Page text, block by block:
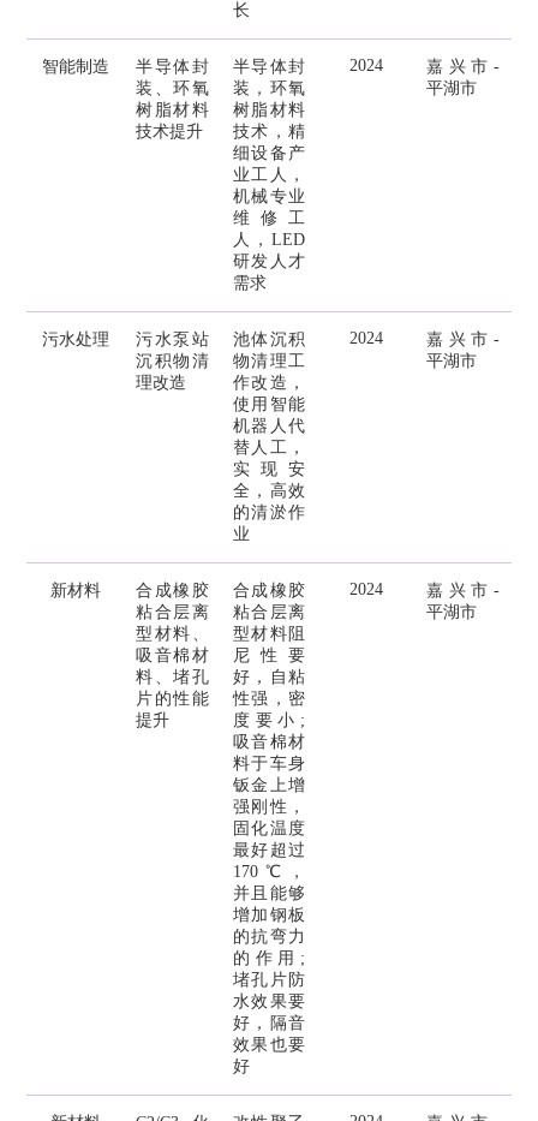
长
智能制造
半导体封
装、环氧
树脂材料
技术提升
半导体封
装，环氧
树脂材料
技术，精
细设备产
业工人，
机械专业
维修工
人，LED
研发人才
需求
2024
嘉兴市-
平湖市
污水处理
污水泵站
沉积物清
理改造
池体沉积
物清理工
作改造，
使用智能
机器人代
替人工，
实现安
全，高效
的清淤作
业
2024
嘉兴市-
平湖市
新材料
合成橡胶
粘合层离
型材料、
吸音棉材
料、堵孔
片的性能
提升
合成橡胶
粘合层离
型材料阻
尼性要
好，自粘
性强，密
度要小;
吸音棉材
料于车身
钣金上增
强刚性，
固化温度
最好超过
170℃，
并且能够
增加钢板
的抗弯力
的作用;
堵孔片防
水效果要
好，隔音
效果也要
好
2024
嘉兴市-
平湖市